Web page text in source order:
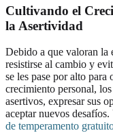
Cultivando el
la Asertividad
Debido a que valoran la
resistirse al cambio y
se les pase por alto para
crecimiento personal,
asertivos, expresar sus
aceptar nuevos
de temperamento